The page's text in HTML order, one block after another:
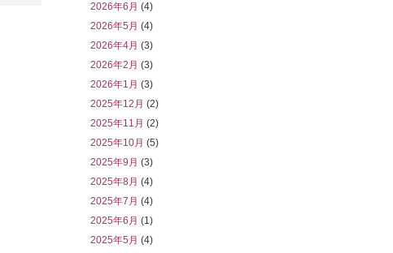
2026年6月 (4)
2026年5月 (4)
2026年4月 (3)
2026年2月 (3)
2026年1月 (3)
2025年12月 (2)
2025年11月 (2)
2025年10月 (5)
2025年9月 (3)
2025年8月 (4)
2025年7月 (4)
2025年6月 (1)
2025年5月 (4)